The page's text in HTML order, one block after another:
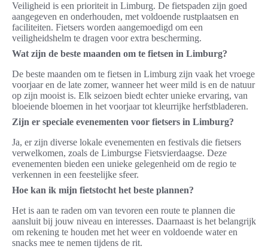
Veiligheid is een prioriteit in Limburg. De fietspaden zijn goed
aangegeven en onderhouden, met voldoende rustplaatsen en
faciliteiten. Fietsers worden aangemoedigd om een
veiligheidshelm te dragen voor extra bescherming.
Wat zijn de beste maanden om te fietsen in Limburg?
De beste maanden om te fietsen in Limburg zijn vaak het vroege
voorjaar en de late zomer, wanneer het weer mild is en de natuur
op zijn mooist is. Elk seizoen biedt echter unieke ervaring, van
bloeiende bloemen in het voorjaar tot kleurrijke herfstbladeren.
Zijn er speciale evenementen voor fietsers in Limburg?
Ja, er zijn diverse lokale evenementen en festivals die fietsers
verwelkomen, zoals de Limburgse Fietsvierdaagse. Deze
evenementen bieden een unieke gelegenheid om de regio te
verkennen in een feestelijke sfeer.
Hoe kan ik mijn fietstocht het beste plannen?
Het is aan te raden om van tevoren een route te plannen die
aansluit bij jouw niveau en interesses. Daarnaast is het belangrijk
om rekening te houden met het weer en voldoende water en
snacks mee te nemen tijdens de rit.